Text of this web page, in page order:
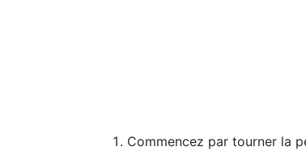
Commencez par tourner la